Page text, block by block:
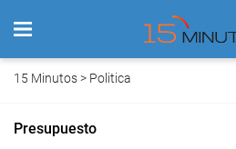
15 Minutos> Politica
Presupuesto